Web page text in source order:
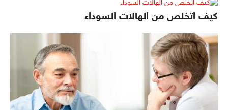
كيف اتخلص من الهالات السوداء